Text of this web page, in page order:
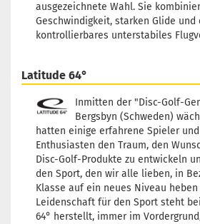
ausgezeichnete Wahl. Sie
Geschwindigkeit, starken Glide und
kontrollierbares unterstabiles
Latitude 64°
Inmitten der "Disc-Golf-
Bergsbyn (Schweden)
hatten einige erfahrene Spieler
Enthusiasten den Traum, den
Disc-Golf-Produkte zu entwickeln
den Sport, den wir alle lieben, in
Klasse auf ein neues Niveau heben
Leidenschaft für den Sport steht
64° herstellt, immer im